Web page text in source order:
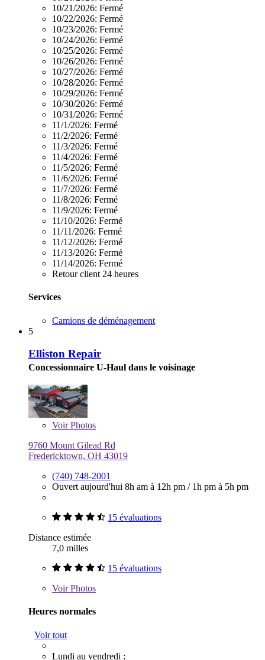
10/21/2026: Fermé
10/22/2026: Fermé
10/23/2026: Fermé
10/24/2026: Fermé
10/25/2026: Fermé
10/26/2026: Fermé
10/27/2026: Fermé
10/28/2026: Fermé
10/29/2026: Fermé
10/30/2026: Fermé
10/31/2026: Fermé
11/1/2026: Fermé
11/2/2026: Fermé
11/3/2026: Fermé
11/4/2026: Fermé
11/5/2026: Fermé
11/6/2026: Fermé
11/7/2026: Fermé
11/8/2026: Fermé
11/9/2026: Fermé
11/10/2026: Fermé
11/11/2026: Fermé
11/12/2026: Fermé
11/13/2026: Fermé
11/14/2026: Fermé
Retour client 24 heures
Services
Camions de déménagement
5
Elliston Repair
Concessionnaire U-Haul dans le voisinage
VoirPhotos
9760 Mount Gilead Rd
Fredericktown, OH 43019
(740) 748-2001
Ouvert aujourd'hui 8h am à 12h pm / 1h pm à 5h pm
15 évaluations
Distance estimée
7,0 milles
15 évaluations
VoirPhotos
Heures normales
Voir tout
Lundi au vendredi :